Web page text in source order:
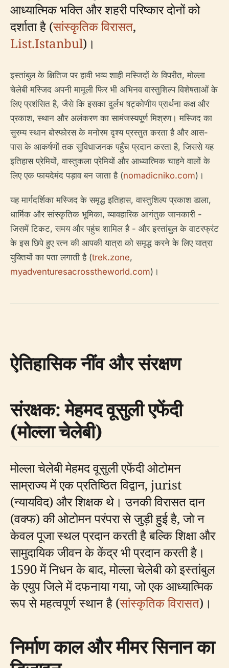
आध्यात्मिक भक्ति और शहरी परिष्कार दोनों को
दर्शाता है (सांस्कृतिक विरासत,
List.Istanbul)।
इस्तांबुल के क्षितिज पर हावी भव्य शाही मस्जिदों के विपरीत, मोल्ला
चेलेबी मस्जिद अपनी मामूली फिर भी अभिनव वास्तुशिल्प विशेषताओं के
लिए प्रशंसित है, जैसे कि इसका दुर्लभ षट्कोणीय प्रार्थना कक्ष और
प्रकाश, स्थान और अलंकरण का सामंजस्यपूर्ण मिश्रण। मस्जिद का
सुरम्य स्थान बोस्फोरस के मनोरम दृश्य प्रस्तुत करता है और आस-
पास के आकर्षणों तक सुविधाजनक पहुँच प्रदान करता है, जिससे यह
इतिहास प्रेमियों, वास्तुकला प्रेमियों और आध्यात्मिक चाहने वालों के
लिए एक फायदेमंद पड़ाव बन जाता है (nomadicniko.com)।
यह मार्गदर्शिका मस्जिद के समृद्ध इतिहास, वास्तुशिल्प प्रकाश डाला,
धार्मिक और सांस्कृतिक भूमिका, व्यावहारिक आगंतुक जानकारी -
जिसमें टिकट, समय और पहुंच शामिल है - और इस्तांबुल के वाटरफ्रंट
के इस छिपे हुए रत्न की आपकी यात्रा को समृद्ध करने के लिए यात्रा
युक्तियों का पता लगाती है (trek.zone,
myadventuresacrosstheworld.com)।
ऐतिहासिक नींव और संरक्षण
संरक्षक: मेहमद वूसुली एफेंदी
(मोल्ला चेलेबी)
मोल्ला चेलेबी मेहमद वूसुली एफेंदी ओटोमन
साम्राज्य में एक प्रतिष्ठित विद्वान, jurist
(न्यायविद) और शिक्षक थे। उनकी विरासत दान
(वक्फ) की ओटोमन परंपरा से जुड़ी हुई है, जो न
केवल पूजा स्थल प्रदान करती है बल्कि शिक्षा और
सामुदायिक जीवन के केंद्र भी प्रदान करती है।
1590 में निधन के बाद, मोल्ला चेलेबी को इस्तांबुल
के एयुप जिले में दफनाया गया, जो एक आध्यात्मिक
रूप से महत्वपूर्ण स्थान है (सांस्कृतिक विरासत)।
निर्माण काल और मीमर सिनान का